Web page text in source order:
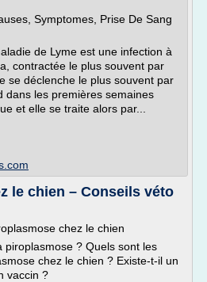
Symptomes, Prise De Sang
de Lyme est une infection à
contractée le plus souvent par
se déclenche le plus souvent par
dans les premières semaines
et elle se traite alors par...
le chien – Conseils véto
chez le chien
piroplasmose ? Quels sont les
chez le chien ? Existe-t-il un
vaccin ?